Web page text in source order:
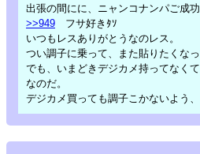
出張の間にに、ニャンコナンパご成
>>949 フサ好きﾀｿ
いつもレスありがとうなのレス。
つい調子に乗って、また貼りたくな
でも、いまどきデジカメ持ってなく
なのだ。
デジカメ買っても調子こかないよう